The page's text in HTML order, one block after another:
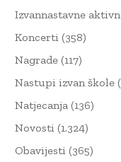
Izvannastavne
Koncerti (358)
Nagrade (117)
Nastupi izvan škole
Natjecanja (136)
Novosti (1.324)
Obavijesti (365)